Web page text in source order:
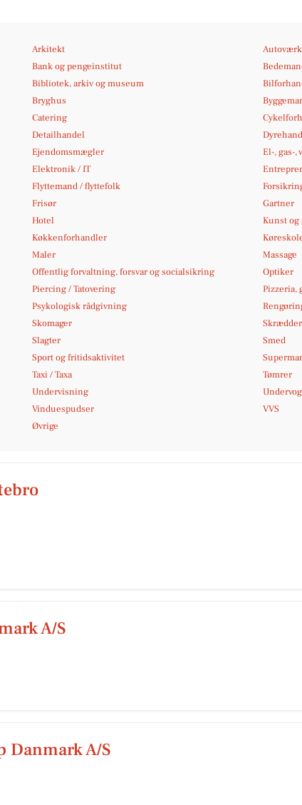
Arkitekt
Bank og pengeinstitut
Bibliotek, arkiv og museum
Bryghus
Catering
Detailhandel
Ejendomsmægler
El-, gas-,
Elektronik / IT
Flyttemand / flyttefolk
Frisør
Gartner
Hotel
Kunst
Køkkenforhandler
Maler
Massage
Offentlig forvaltning, forsvar og socialsikring
Optiker
Piercing / Tatovering
Pizzeria,
Psykologisk rådgivning
Skomager
Skrædder
Slagter
Smed
Sport og fritidsaktivitet
Taxi / Taxa
Tømrer
Undervisning
Vinduespudser
VVS
Øvrige
A/S
Danmark A/S